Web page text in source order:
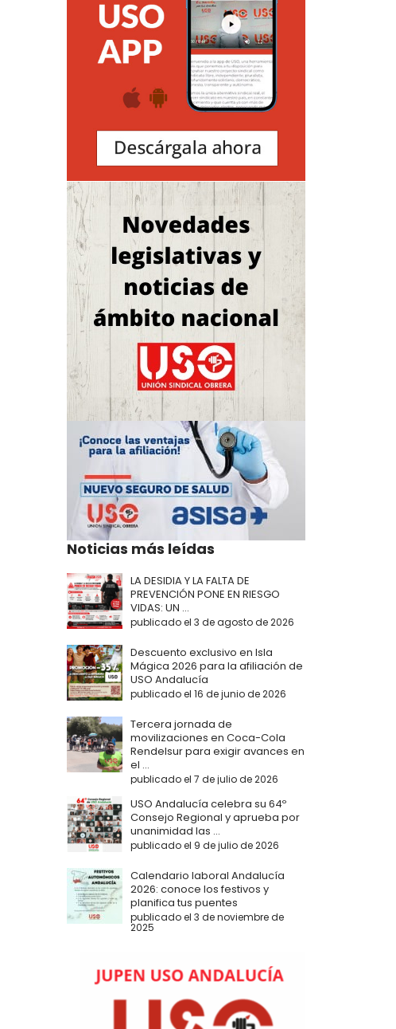
Noticias más leídas
LA DESIDIA Y LA FALTA DE
PREVENCIÓN PONE EN RIESGO
VIDAS: UN ...
publicado el 3 de agosto de 2026
Descuento exclusivo en Isla
Mágica 2026 para la afiliación de
USO Andalucía
publicado el 16 de junio de 2026
Tercera jornada de
movilizaciones en Coca-Cola
Rendelsur para exigir avances en
el ...
publicado el 7 de julio de 2026
USO Andalucía celebra su 64º
Consejo Regional y aprueba por
unanimidad las ...
publicado el 9 de julio de 2026
Calendario laboral Andalucía
2026: conoce los festivos y
planifica tus puentes
publicado el 3 de noviembre de
2025